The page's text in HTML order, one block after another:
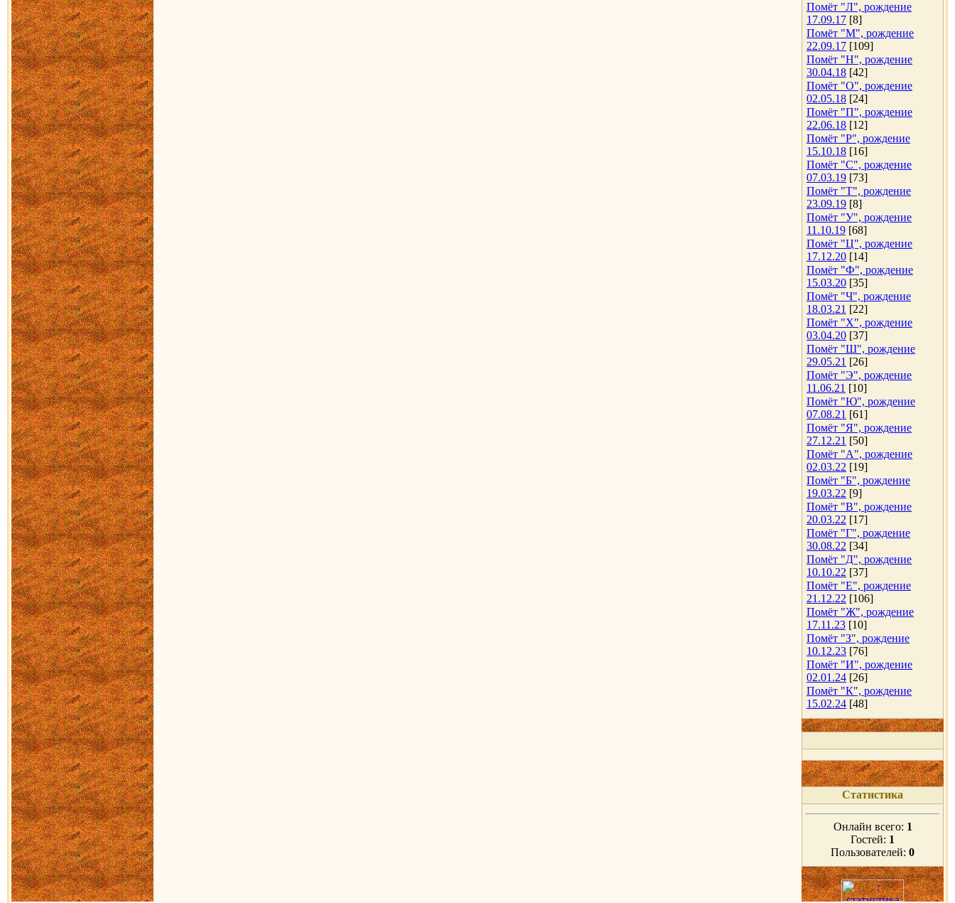
Помёт "Л", рождение
17.09.17 [8]
Помёт "М", рождение
22.09.17 [109]
Помёт "Н", рождение
30.04.18 [42]
Помёт "О", рождение
02.05.18 [24]
Помёт "П", рождение
22.06.18 [12]
Помёт "Р", рождение
15.10.18 [16]
Помёт "С", рождение
07.03.19 [73]
Помёт "Т", рождение
23.09.19 [8]
Помёт "У", рождение
11.10.19 [68]
Помёт "Ц", рождение
17.12.20 [14]
Помёт "Ф", рождение
15.03.20 [35]
Помёт "Ч", рождение
18.03.21 [22]
Помёт "Х", рождение
03.04.20 [37]
Помёт "Ш", рождение
29.05.21 [26]
Помёт "Э", рождение
11.06.21 [10]
Помёт "Ю", рождение
07.08.21 [61]
Помёт "Я", рождение
27.12.21 [50]
Помёт "А", рождение
02.03.22 [19]
Помёт "Б", рождение
19.03.22 [9]
Помёт "В", рождение
20.03.22 [17]
Помёт "Г", рождение
30.08.22 [34]
Помёт "Д", рождение
10.10.22 [37]
Помёт "Е", рождение
21.12.22 [106]
Помёт "Ж", рождение
17.11.23 [10]
Помёт "З", рождение
10.12.23 [76]
Помёт "И", рождение
02.01.24 [26]
Помёт "К", рождение
15.02.24 [48]
Статистика
Онлайн всего: 1
Гостей: 1
Пользователей: 0